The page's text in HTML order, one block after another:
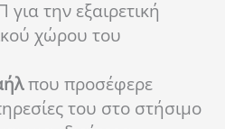
την εξαιρετική
χώρου του
που προσέφερε
του στο στήσιμο